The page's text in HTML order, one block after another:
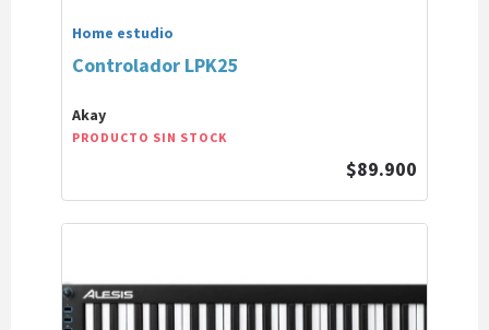
Home estudio
Controlador LPK25
Akay
PRODUCTO SIN STOCK
$89.900